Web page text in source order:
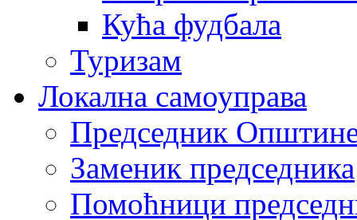
Кућа фудбала
Туризам
Локална самоуправа
Председник
Заменик председника
Помоћници